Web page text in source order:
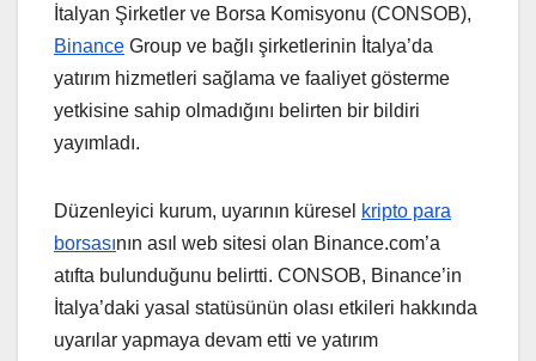
İtalyan Şirketler ve Borsa Komisyonu (CONSOB),
Binance Group ve bağlı şirketlerinin İtalya’da
yatırım hizmetleri sağlama ve faaliyet gösterme
yetkisine sahip olmadığını belirten bir bildiri
yayımladı.
Düzenleyici kurum, uyarının küresel kripto para
borsasının asıl web sitesi olan Binance.com’a
atıfta bulunduğunu belirtti. CONSOB, Binance’in
İtalya’daki yasal statüsünün olası etkileri hakkında
uyarılar yapmaya devam etti ve yatırım